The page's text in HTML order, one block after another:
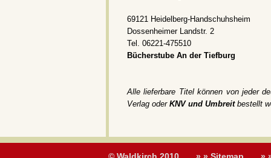
69121 Heidelberg-Handschuhsheim
Dossenheimer Landstr. 2
Tel. 06221-475510
Bücherstube An der Tiefburg
Alle lieferbare Titel können von jeder
Verlag oder KNV und Umbreitbestellt